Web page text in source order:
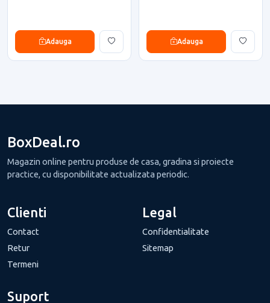
Adauga Adauga
BoxDeal.ro
Magazin online pentru produse de casa, gradina si proiecte
practice, cu disponibilitate actualizata periodic.
Clienti
Contact
Retur
Termeni
Legal
Confidentialitate
Sitemap
Suport